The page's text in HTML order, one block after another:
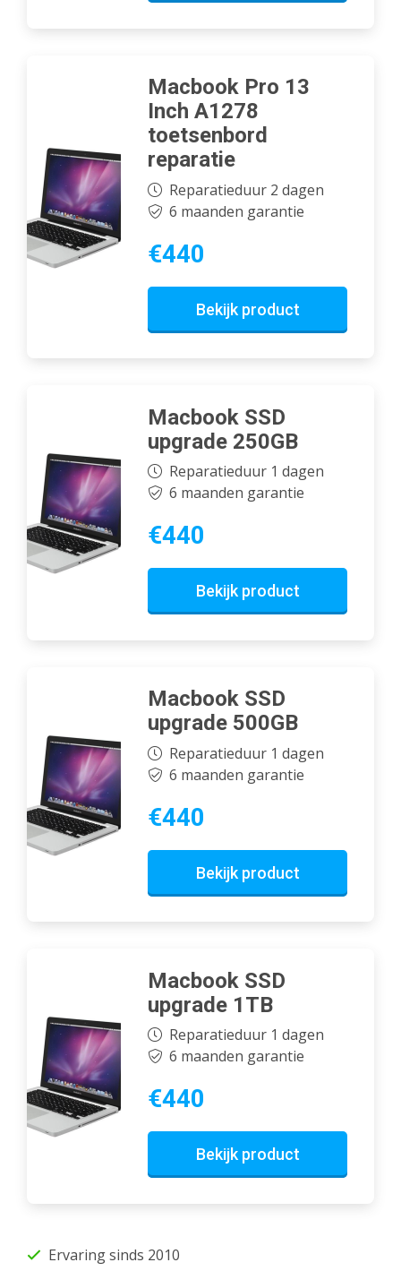
Macbook Pro 13
Inch A1278
toetsenbord
reparatie
Reparatieduur 2 dagen
6 maanden garantie
€440
Bekijk product
Macbook SSD
upgrade 250GB
Reparatieduur 1 dagen
6 maanden garantie
€440
Bekijk product
Macbook SSD
upgrade 500GB
Reparatieduur 1 dagen
6 maanden garantie
€440
Bekijk product
Macbook SSD
upgrade 1TB
Reparatieduur 1 dagen
6 maanden garantie
€440
Bekijk product
Ervaring sinds 2010